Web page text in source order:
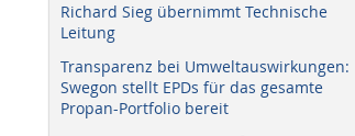
Richard Sieg übernimmt Technische
Leitung
Transparenz bei Umweltauswirkungen:
Swegon stellt EPDs für das gesamte
Propan-Portfolio bereit